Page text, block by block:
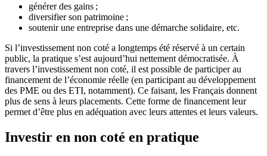
générer des gains ;
diversifier son patrimoine ;
soutenir une entreprise dans une démarche solidaire, etc.
Si l’investissement non coté a longtemps été réservé à un certain
public, la pratique s’est aujourd’hui nettement démocratisée. À
travers l’investissement non coté, il est possible de participer au
financement de l’économie réelle (en participant au développement
des PME ou des ETI, notamment). Ce faisant, les Français donnent
plus de sens à leurs placements. Cette forme de financement leur
permet d’être plus en adéquation avec leurs attentes et leurs valeurs.
Investir en non coté en pratique